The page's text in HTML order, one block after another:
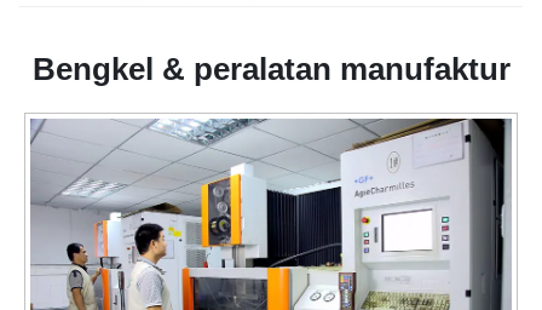
Bengkel & peralatan manufaktur